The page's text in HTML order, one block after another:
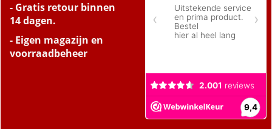
- Gratis retour binnen
14 dagen.
- Eigen magazijn en
voorraadbeheer